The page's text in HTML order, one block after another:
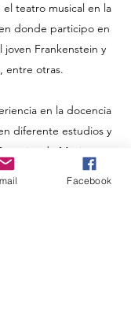
el teatro musical en la
donde participo en
joven Frankenstein y
entre otras.
en la docencia
diferente estudios y
de Música y
del I.N.B.A. y la
Facebook